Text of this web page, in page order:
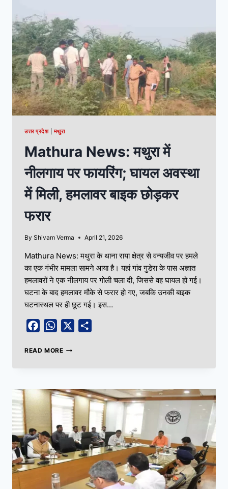
उत्तर प्रदेश|मथुरा
Mathura News: मथुरा में
नीलगाय पर फायरिंग; घायल अवस्था
में मिली, हमलावर बाइक छोड़कर
फरार
By Shivam Verma April 21, 2026
Mathura News: मथुरा के थाना राया क्षेत्र से वन्यजीव पर हमले
का एक गंभीर मामला सामने आया है। यहां गांव गुडेरा के पास अज्ञात
हमलावरों ने एक नीलगाय पर गोली चला दी, जिससे वह घायल हो गई।
घटना के बाद हमलावर मौके से फरार हो गए, जबकि उनकी बाइक
घटनास्थल पर ही छूट गई। इस…
FacebookWhatsApp
READ MORE